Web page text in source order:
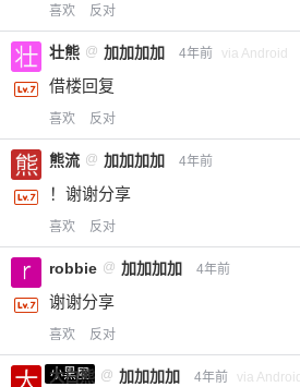
喜欢 反对
壮熊 @ 加加加加 4年前 via Android
借楼回复
喜欢 反对
熊流 @ 加加加加 4年前
！谢谢分享
喜欢 反对
robbie @ 加加加加 4年前
谢谢分享
喜欢 反对
小黑屋
大白熊 @ 加加加加 4年前 via Android